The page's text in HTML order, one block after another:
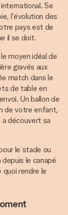
Se
l'évolution des
pays est de
il se doit.
moyen idéal de
gravés aux
match dans le
de table en
Un ballon de
de votre enfant,
découvert sa
le stade ou
le canapé
rendre le